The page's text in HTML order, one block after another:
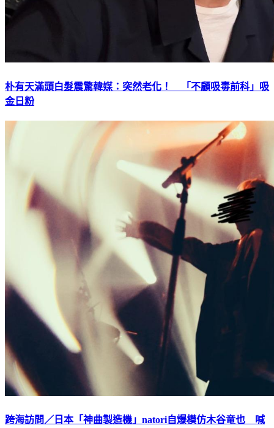
朴有天滿頭白髮震驚韓媒：突然老化！ 「不顧吸毒前科」吸
金日粉
跨海訪問／日本「神曲製造機」natori自爆模仿木谷竜也 喊